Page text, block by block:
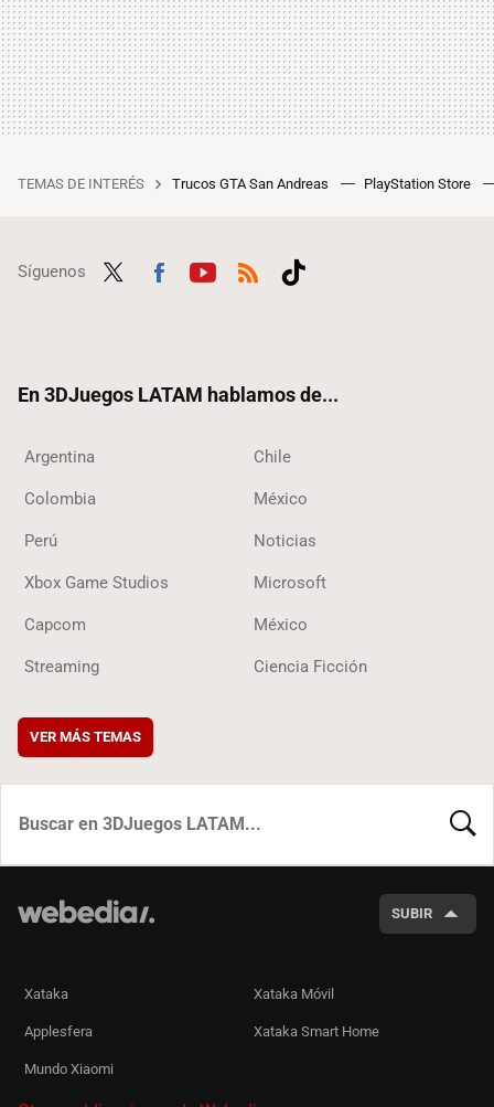
TEMAS DE INTERÉS Trucos GTA San Andreas PlayStation Store
Síguenos
En 3DJuegos LATAM hablamos de...
Argentina Chile
Colombia México
Perú Noticias
Xbox Game Studios Microsoft
Capcom México
Streaming Ciencia Ficción
VER MÁS TEMAS
SUBIR
Xataka Xataka Móvil
Applesfera Xataka Smart Home
Mundo Xiaomi